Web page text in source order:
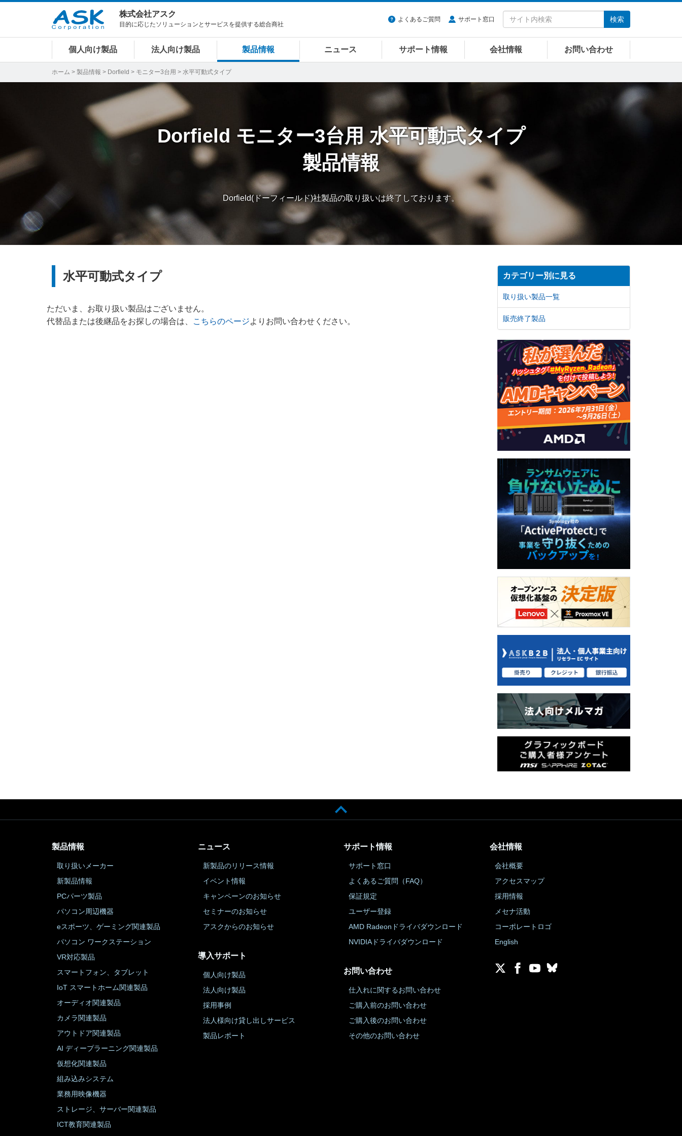
株式会社アスク
目的に応じたソリューションとサービスを提供する総合商社
よくあるご質問 サポート窓口 検索
個人向け製品 法人向け製品 製品情報 ニュース サポート情報 会社情報 お問い合わせ
ホーム > 製品情報 > Dorfield > モニター3台用 > 水平可動式タイプ
Dorfield モニター3台用 水平可動式タイプ
製品情報
Dorfield(ドーフィールド)社製品の取り扱いは終了しております。
水平可動式タイプ
ただいま、お取り扱い製品はございません。
代替品または後継品をお探しの場合は、
こちらのページよりお問い合わせください。
カテゴリー別に見る
取り扱い製品一覧
販売終了製品
製品情報
取り扱いメーカー
新製品情報
PCパーツ製品
パソコン周辺機器
eスポーツ、ゲーミング関連製品
パソコン ワークステーション
VR対応製品
スマートフォン、タブレット
IoT スマートホーム関連製品
オーディオ関連製品
カメラ関連製品
アウトドア関連製品
AI ディープラーニング関連製品
仮想化関連製品
組み込みシステム
業務用映像機器
ストレージ、サーバー関連製品
ICT教育関連製品
ニュース
新製品のリリース情報
イベント情報
キャンペーンのお知らせ
セミナーのお知らせ
アスクからのお知らせ
導入サポート
個人向け製品
法人向け製品
採用事例
法人様向け貸し出しサービス
製品レポート
サポート情報
サポート窓口
よくあるご質問（FAQ）
保証規定
ユーザー登録
AMD Radeonドライバダウンロード
NVIDIAドライバダウンロード
お問い合わせ
仕入れに関するお問い合わせ
ご購入前のお問い合わせ
ご購入後のお問い合わせ
その他のお問い合わせ
会社情報
会社概要
アクセスマップ
採用情報
メセナ活動
コーポレートロゴ
English